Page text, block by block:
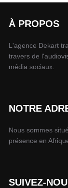
À PROPOS
L'agence Dekart
travers de
média sociaux.
NOTRE
Nous sommes
présence en
SUIVEZ-